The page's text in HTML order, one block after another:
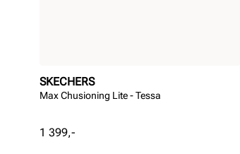
SKECHERS
Max Chusioning Lite - Tessa
Pris
1 399,-